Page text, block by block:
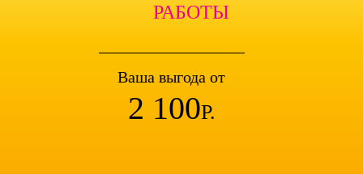
РАБОТЫ
Ваша выгода от
2 100Р.